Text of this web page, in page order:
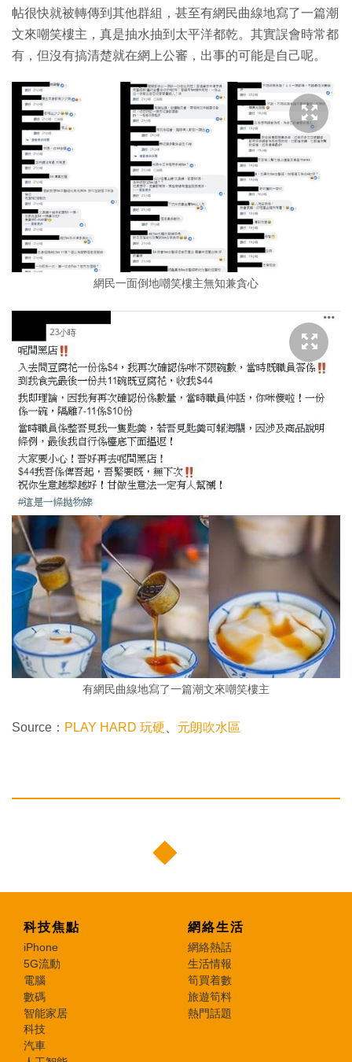
帖很快就被轉傳到其他群組，甚至有網民曲線地寫了一篇潮
文來嘲笑樓主，真是抽水抽到太平洋都乾。其實誤會時常都
有，但沒有搞清楚就在網上公審，出事的可能是自己呢。
網民一面倒地嘲笑樓主無知兼貪心
有網民曲線地寫了一篇潮文來嘲笑樓主
Source： PLAY HARD 玩硬、 元朗吹水區
科技焦點
iPhone
5G流動
電腦
數碼
智能家居
科技
汽車
網絡生活
網絡熱話
生活情報
筍買着數
旅遊筍料
熱門話題